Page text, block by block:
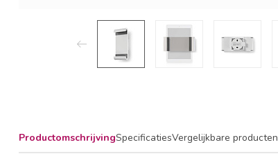
ProductomschrijvingSpecificatiesVergelijkbare producten